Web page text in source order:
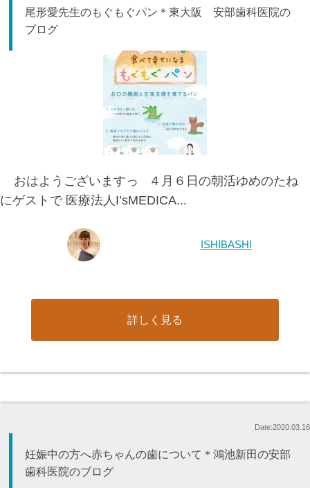
尾形愛先生のもぐもぐパン＊東大阪 安部歯科医院の
ブログ
おはようございますっ ４月６日の朝活ゆめのたね
にゲストで 医療法人I’sMEDICA...
ISHIBASHI
詳しく見る
Date:2020.03.16
妊娠中の方へ赤ちゃんの歯について＊鴻池新田の安部
歯科医院のブログ